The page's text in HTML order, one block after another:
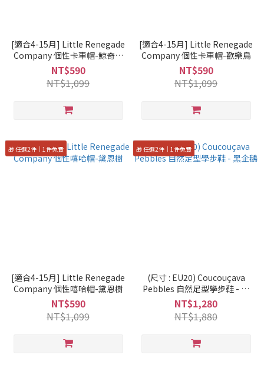
[適合4-15月] Little Renegade
Company 個性卡車帽-鯨奇之
旅
NT$590
NT$1,099
[適合4-15月] Little Renegade
Company 個性卡車帽-歡樂鳥
NT$590
NT$1,099
🎁 任選2件｜1件免費
[適合4-15月] Little Renegade
Company 個性嘻哈帽-黛恩樹
NT$590
NT$1,099
🎁 任選2件｜1件免費
(尺寸 : EU20) Coucouçava
Pebbles 自然足型學步鞋 - 黑
企鵝
NT$1,280
NT$1,880